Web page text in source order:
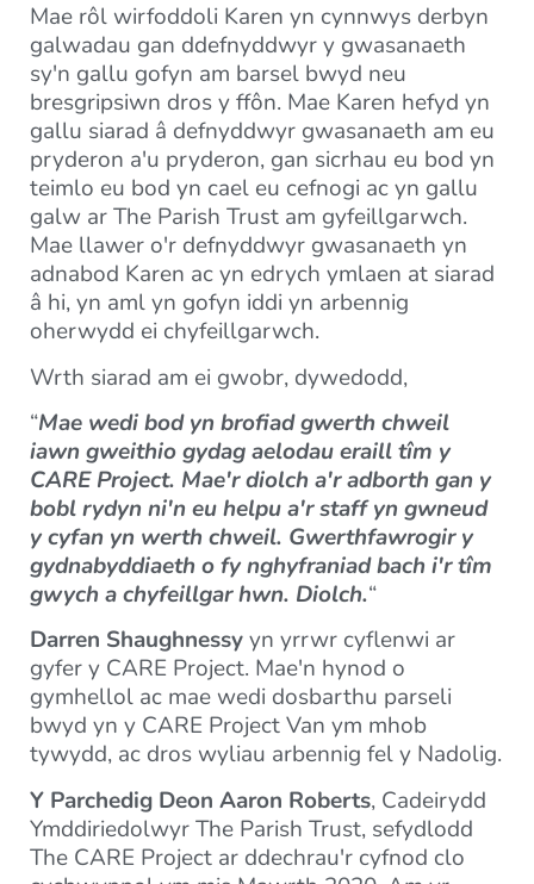
Mae rôl wirfoddoli Karen yn cynnwys derbyn
galwadau gan ddefnyddwyr y gwasanaeth
sy'n gallu gofyn am barsel bwyd neu
bresgripsiwn dros y ffôn. Mae Karen hefyd yn
gallu siarad â defnyddwyr gwasanaeth am eu
pryderon a'u pryderon, gan sicrhau eu bod yn
teimlo eu bod yn cael eu cefnogi ac yn gallu
galw ar The Parish Trust am gyfeillgarwch.
Mae llawer o'r defnyddwyr gwasanaeth yn
adnabod Karen ac yn edrych ymlaen at siarad
â hi, yn aml yn gofyn iddi yn arbennig
oherwydd ei chyfeillgarwch.
Wrth siarad am ei gwobr, dywedodd,
“Mae wedi bod yn brofiad gwerth chweil
iawn gweithio gydag aelodau eraill tîm y
CARE Project. Mae'r diolch a'r adborth gan y
bobl rydyn ni'n eu helpu a'r staff yn gwneud
y cyfan yn werth chweil. Gwerthfawrogir y
gydnabyddiaeth o fy nghyfraniad bach i'r tîm
gwych a chyfeillgar hwn. Diolch.“
Darren Shaughnessyyn yrrwr cyflenwi ar
gyfer y CARE Project. Mae'n hynod o
gymhellol ac mae wedi dosbarthu parseli
bwyd yn y CARE Project Van ym mhob
tywydd, ac dros wyliau arbennig fel y Nadolig.
Y Parchedig Deon Aaron Roberts, Cadeirydd
Ymddiriedolwyr The Parish Trust, sefydlodd
The CARE Project ar ddechrau'r cyfnod clo